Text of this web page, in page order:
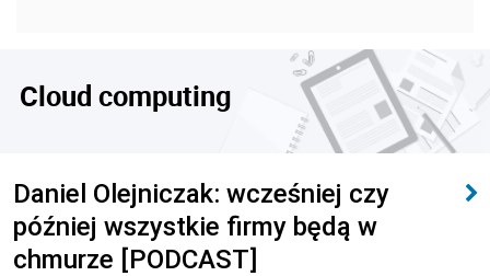
Cloud computing
Daniel Olejniczak: wcześniej czy
później wszystkie firmy będą w
chmurze [PODCAST]